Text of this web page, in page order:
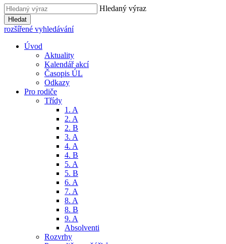
Hledaný výraz
Hledat
rozšířené vyhledávání
Úvod
Aktuality
Kalendář akcí
Časopis ÚL
Odkazy
Pro rodiče
Třídy
1. A
2. A
2. B
3. A
4. A
4. B
5. A
5. B
6. A
7. A
8. A
8. B
9. A
Absolventi
Rozvrhy